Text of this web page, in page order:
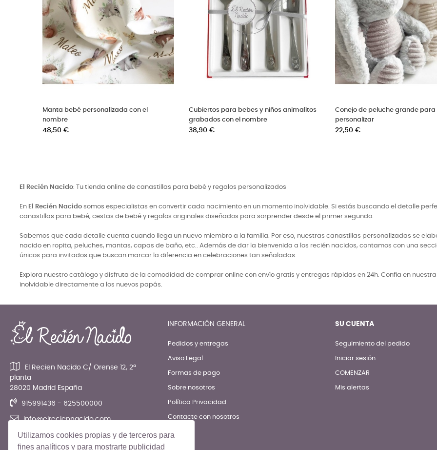
Utilizamos cookies propias y de terceros para
fines analíticos y para mostrarte publicidad
Estuche bautizo cubiertos y marco con
nombre
Precio
68,00 €
Imperdible de plata para bebés
Precio
38,00 €
Peluche grande estilo vintage
personalizar
Precio
22,50 €
El Recién Nacido: Tu tienda online de canastillas para bebé y regalos personalizados
En El Recién Nacido somos especialistas en convertir cada nacimiento en un momento inolvidable. Si estás buscando el detalle
canastillas para bebé, cestas de bebé y regalos originales diseñados para sorprender desde el primer segundo.
Sabemos que cada detalle cuenta cuando llega un nuevo miembro a la familia. Por eso, nuestras canastillas personalizadas se
nacido en ropita, peluches, mantas, capas de baño, etc.. Además de dar la bienvenida a los recién nacidos, contamos con una
únicos para invitados que buscan marcar la diferencia en celebraciones tan señaladas.
Explora nuestro catálogo y disfruta de la comodidad de comprar online con envío gratis y entregas rápidas en 24h. Confía en
inolvidable directamente a los nuevos papás.
El Recien Nacido C/ Orense 12, 2ª
planta
28020 Madrid España
915991436 - 625500000
info@elreciennacido.com
INFORMACIÓN GENERAL
Pedidos y entregas
Aviso Legal
Formas de pago
Sobre nosotros
Política Privacidad
Contacte con nosotros
SU CUENTA
Seguimiento del pedido
Iniciar sesión
COMENZAR
Mis alertas